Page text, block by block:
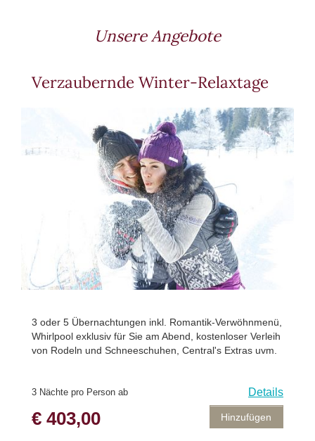
Unsere Angebote
Verzaubernde Winter-Relaxtage
3 oder 5 Übernachtungen inkl. Romantik-Verwöhnmenü,
Whirlpool exklusiv für Sie am Abend, kostenloser Verleih
von Rodeln und Schneeschuhen, Central's Extras uvm.
3 Nächte pro Person ab
€ 403,00
Details
Hinzufügen